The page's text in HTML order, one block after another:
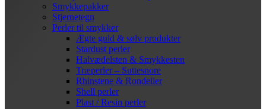
Smykkepakker
Stjernetegn
Perler til smykker
Ægte guld & sølv produkter
Stardust perler
Halvædelsten & Smykkesten
Træperler – Suttesnore
Rhinstene & Rondeller
Shell perler
Plast / Resin perler